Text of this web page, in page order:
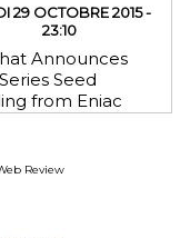
29 OCTOBRE 2015 -
23:10
Announces
Seed
from Eniac
Review